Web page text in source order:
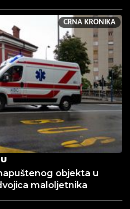
CRNA KRONIKA
objekta u
maloljetnika